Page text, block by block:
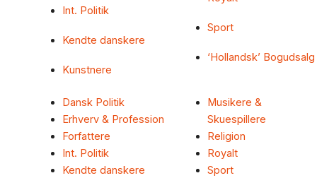
Int. Politik
Kendte danskere
Kunstnere
Sport
‘Hollandsk’ Bogudsalg
Dansk Politik
Erhverv & Profession
Forfattere
Int. Politik
Kendte danskere
Musikere &
Skuespillere
Religion
Royalt
Sport